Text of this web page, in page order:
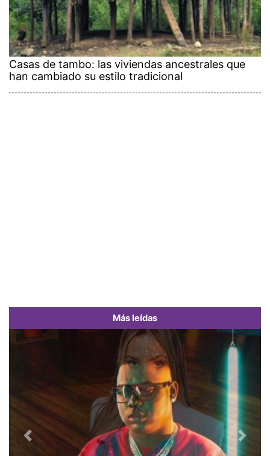
Casas de tambo: las viviendas ancestrales que
han cambiado su estilo tradicional
Más leídas
Previous Next